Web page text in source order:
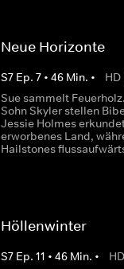
Neue Horizonte
S7 Ep. 7• 46Min. • HD
Sue sammelt
Sohn Skyler stellen
Jessie Holmes
erworbenes Land,
Hailstones
Höllenwinter
S7 Ep. 11 • 46Min. • HD